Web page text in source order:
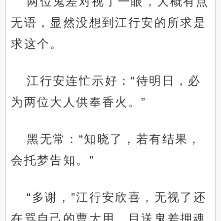
无语，显然没想到江行安的所求是
求这个。
江行安连忙示好：“待明日，必
为两位大人供奉香火。”
黑无常：“知晓了，若有结果，
会托梦告知。”
“多谢，”江行安欣喜，无视了还
在骂自己的曹大用，目送鬼差押魂